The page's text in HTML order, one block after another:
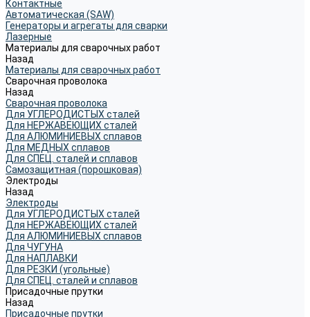
Контактные
Автоматическая (SAW)
Генераторы и агрегаты для сварки
Лазерные
Материалы для сварочных работ
Назад
Материалы для сварочных работ
Сварочная проволока
Назад
Сварочная проволока
Для УГЛЕРОДИСТЫХ сталей
Для НЕРЖАВЕЮЩИХ сталей
Для АЛЮМИНИЕВЫХ сплавов
Для МЕДНЫХ сплавов
Для СПЕЦ. сталей и сплавов
Самозащитная (порошковая)
Электроды
Назад
Электроды
Для УГЛЕРОДИСТЫХ сталей
Для НЕРЖАВЕЮЩИХ сталей
Для АЛЮМИНИЕВЫХ сплавов
Для ЧУГУНА
Для НАПЛАВКИ
Для РЕЗКИ (угольные)
Для СПЕЦ. сталей и сплавов
Присадочные прутки
Назад
Присадочные прутки